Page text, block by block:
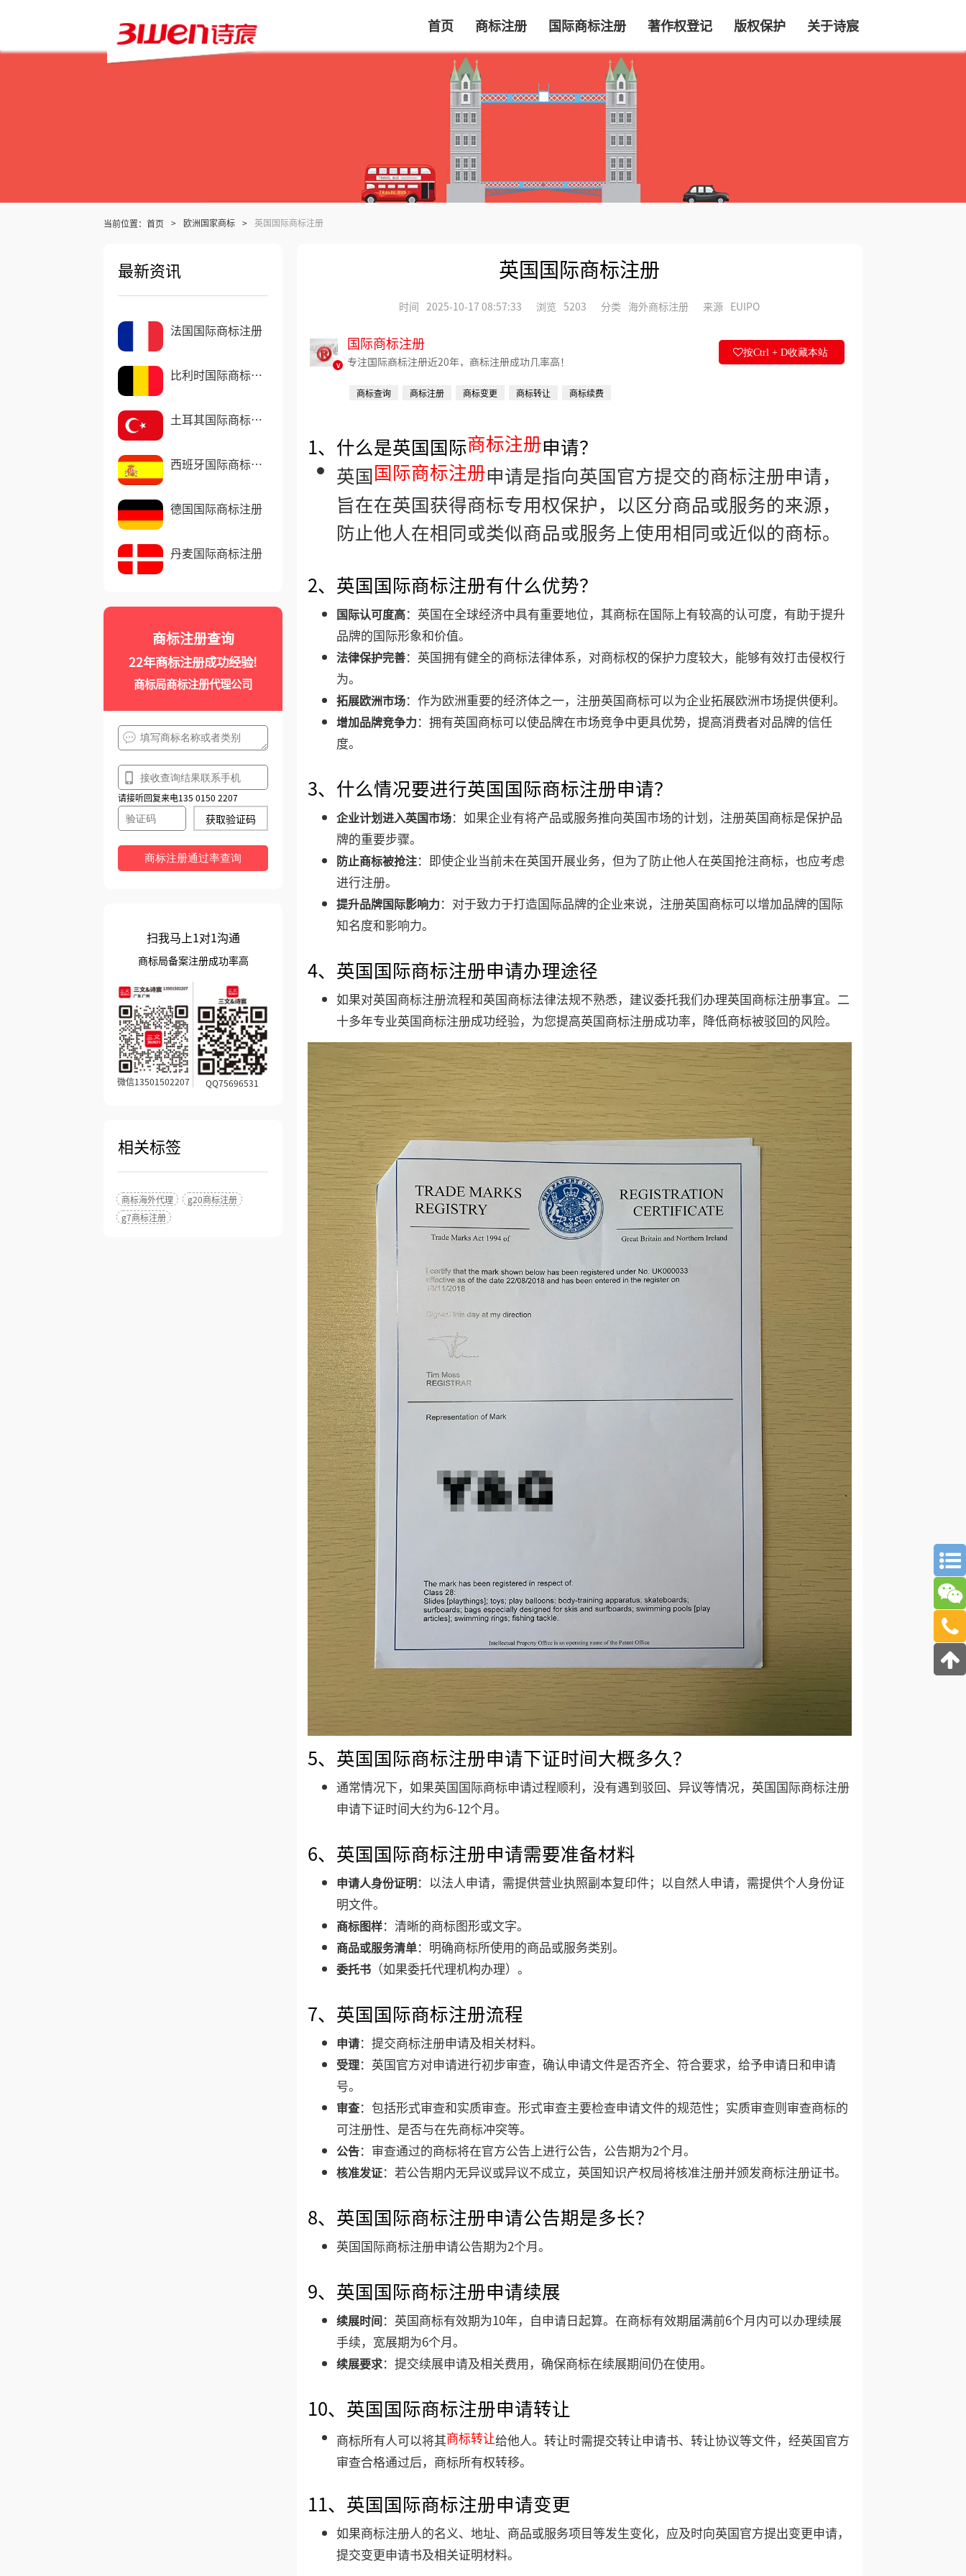
首页 商标注册 国际商标注册 著作权登记 版权保护 关于诗宸
当前位置：首页 > 欧洲国家商标 > 英国国际商标注册
英国国际商标注册
时间 2025-10-17 08:57:33 浏览 5203 分类 海外商标注册 来源 EUIPO
v
国际商标注册
专注国际商标注册近20年，商标注册成功几率高！
按Ctrl + D收藏本站
商标查询 商标注册 商标变更 商标转让 商标续费
1、什么是英国国际商标注册申请？
英国国际商标注册申请是指向英国官方提交的商标注册申请，
旨在在英国获得商标专用权保护，以区分商品或服务的来源，
防止他人在相同或类似商品或服务上使用相同或近似的商标。
2、英国国际商标注册有什么优势？
国际认可度高：英国在全球经济中具有重要地位，其商标在国际上有较高的认可度，有助于提升
品牌的国际形象和价值。
法律保护完善：英国拥有健全的商标法律体系，对商标权的保护力度较大，能够有效打击侵权行
为。
拓展欧洲市场：作为欧洲重要的经济体之一，注册英国商标可以为企业拓展欧洲市场提供便利。
增加品牌竞争力：拥有英国商标可以使品牌在市场竞争中更具优势，提高消费者对品牌的信任
度。
3、什么情况要进行英国国际商标注册申请？
企业计划进入英国市场：如果企业有将产品或服务推向英国市场的计划，注册英国商标是保护品
牌的重要步骤。
防止商标被抢注：即使企业当前未在英国开展业务，但为了防止他人在英国抢注商标，也应考虑
进行注册。
提升品牌国际影响力：对于致力于打造国际品牌的企业来说，注册英国商标可以增加品牌的国际
知名度和影响力。
4、英国国际商标注册申请办理途径
如果对英国商标注册流程和英国商标法律法规不熟悉，建议委托我们办理英国商标注册事宜。二
十多年专业英国商标注册成功经验，为您提高英国商标注册成功率，降低商标被驳回的风险。
5、英国国际商标注册申请下证时间大概多久？
通常情况下，如果英国国际商标申请过程顺利，没有遇到驳回、异议等情况，英国国际商标注册
申请下证时间大约为6-12个月。
6、英国国际商标注册申请需要准备材料
申请人身份证明：以法人申请，需提供营业执照副本复印件；以自然人申请，需提供个人身份证
明文件。
商标图样：清晰的商标图形或文字。
商品或服务清单：明确商标所使用的商品或服务类别。
委托书 （如果委托代理机构办理）。
7、英国国际商标注册流程
申请：提交商标注册申请及相关材料。
受理：英国官方对申请进行初步审查，确认申请文件是否齐全、符合要求，给予申请日和申请
号。
审查：包括形式审查和实质审查。形式审查主要检查申请文件的规范性；实质审查则审查商标的
可注册性、是否与在先商标冲突等。
公告：审查通过的商标将在官方公告上进行公告，公告期为2个月。
核准发证：若公告期内无异议或异议不成立，英国知识产权局将核准注册并颁发商标注册证书。
8、英国国际商标注册申请公告期是多长？
英国国际商标注册申请公告期为2个月。
9、英国国际商标注册申请续展
续展时间：英国商标有效期为10年，自申请日起算。在商标有效期届满前6个月内可以办理续展
手续，宽展期为6个月。
续展要求：提交续展申请及相关费用，确保商标在续展期间仍在使用。
10、英国国际商标注册申请转让
商标所有人可以将其商标转让给他人。转让时需提交转让申请书、转让协议等文件，经英国官方
审查合格通过后，商标所有权转移。
11、英国国际商标注册申请变更
如果商标注册人的名义、地址、商品或服务项目等发生变化，应及时向英国官方提出变更申请，
提交变更申请书及相关证明材料。
最新资讯
法国国际商标注册
比利时国际商标注
土耳其国际商标注
西班牙国际商标注
德国国际商标注册
丹麦国际商标注册
商标注册查询
22年商标注册成功经验!
商标局商标注册代理公司
请接听回复来电135 0150 2207
获取验证码
商标注册通过率查询
扫我马上1对1沟通
商标局备案注册成功率高
微信13501502207 QQ75696531
相关标签
商标海外代理
g20商标注册
g7商标注册